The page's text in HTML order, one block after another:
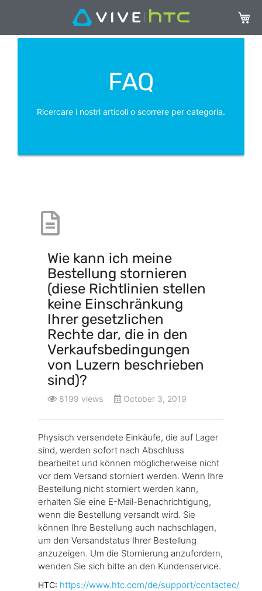
FAQ
Ricercare i nostri articoli o scorrere per categoria.
Wie kann ich meine
Bestellung stornieren
(diese Richtlinien stellen
keine Einschränkung
Ihrer gesetzlichen
Rechte dar, die in den
Verkaufsbedingungen
von Luzern beschrieben
sind)?
8199 views October 3, 2019
Physisch versendete Einkäufe, die auf Lager
sind, werden sofort nach Abschluss
bearbeitet und können möglicherweise nicht
vor dem Versand storniert werden. Wenn Ihre
Bestellung nicht storniert werden kann,
erhalten Sie eine E-Mail-Benachrichtigung,
wenn die Bestellung versandt wird. Sie
können Ihre Bestellung auch nachschlagen,
um den Versandstatus Ihrer Bestellung
anzuzeigen. Um die Stornierung anzufordern,
wenden Sie sich bitte an den Kundenservice.
HTC: https://www.htc.com/de/support/contactec/